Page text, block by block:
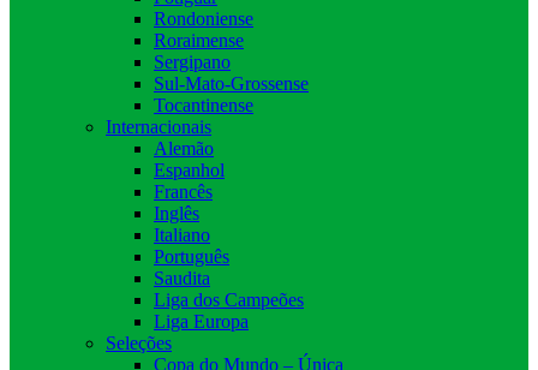
Rondoniense
Roraimense
Sergipano
Sul-Mato-Grossense
Tocantinense
Internacionais
Alemão
Espanhol
Francês
Inglês
Italiano
Português
Saudita
Liga dos Campeões
Liga Europa
Seleções
Copa do Mundo – Única